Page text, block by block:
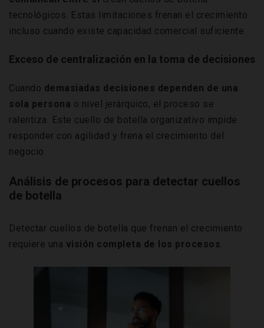
tecnológicos. Estas limitaciones frenan el crecimiento
incluso cuando existe capacidad comercial suficiente.
Exceso de centralización en la toma de decisiones
Cuando demasiadas decisiones dependen de una
sola persona o nivel jerárquico, el proceso se
ralentiza. Este cuello de botella organizativo impide
responder con agilidad y frena el crecimiento del
negocio.
Análisis de procesos para detectar cuellos
de botella
Detectar cuellos de botella que frenan el crecimiento
requiere una visión completa de los procesos.